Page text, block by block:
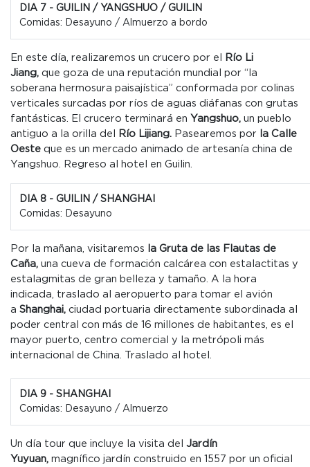
DIA 7 - GUILIN / YANGSHUO / GUILIN
Comidas: Desayuno / Almuerzo a bordo
En este día, realizaremos un crucero por el
Río Li
Jiang, que goza de una reputación mundial por “la
soberana hermosura paisajística” conformada por colinas
verticales surcadas por ríos de aguas diáfanas con grutas
fantásticas. El crucero terminará en Yangshuo, un pueblo
antiguo a la orilla del
Río Lijiang. Pasearemos por la Calle
Oeste que es un mercado animado de artesanía china de
Yangshuo. Regreso al hotel en Guilin.
DIA 8 - GUILIN / SHANGHAI
Comidas: Desayuno
Por la mañana, visitaremos la Gruta de las Flautas de
Caña, una cueva de formación calcárea con estalactitas y
estalagmitas de gran belleza y tamaño. A la hora
indicada, traslado al aeropuerto para tomar el avión
a Shanghai, ciudad portuaria directamente subordinada al
poder central con más de 16 millones de habitantes, es el
mayor puerto, centro comercial y la metrópoli más
internacional de China. Traslado al hotel.
DIA 9 - SHANGHAI
Comidas: Desayuno / Almuerzo
Un día tour que incluye la visita del Jardín
Yuyuan, magnífico jardín construido en 1557 por un oficial